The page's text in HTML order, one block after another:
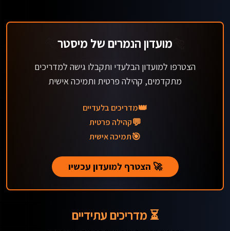
מועדון הנמרים של מיסטר
הצטרפו למועדון הבלעדי ותקבלו גישה למדריכים
מתקדמים, קהילה פרטית ותמיכה אישית
👑מדריכים בלעדיים
💬קהילה פרטית
🎯תמיכה אישית
🚀 הצטרף למועדון עכשיו
⏳ מדריכים עתידיים